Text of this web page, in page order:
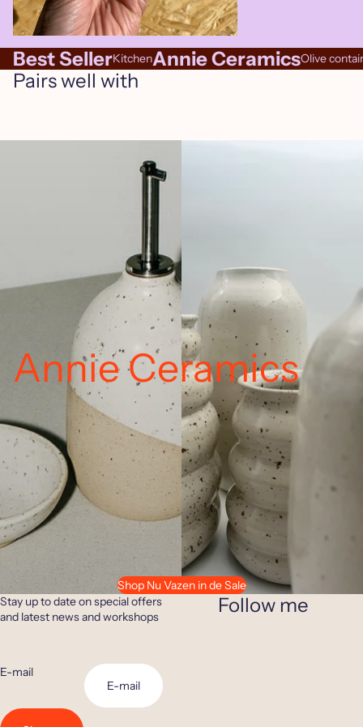
Best SellerKitchenAnnie CeramicsOlive
Pairs well with
Annie Ceramics
Shop Nu Vazen in de Sale
Stay up to date on special offers
and latest news and workshops
E-mail
Follow me